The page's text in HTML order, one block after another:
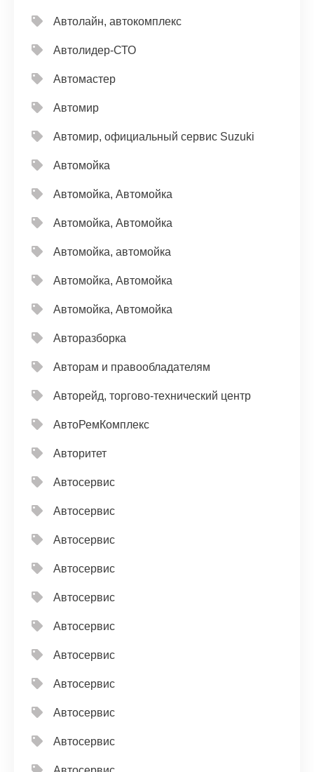
Автолайн, автокомплекс
Автолидер-СТО
Автомастер
Автомир
Автомир, официальный сервис Suzuki
Автомойка
Автомойка, Автомойка
Автомойка, Автомойка
Автомойка, автомойка
Автомойка, Автомойка
Автомойка, Автомойка
Авторазборка
Авторам и правообладателям
Авторейд, торгово-технический центр
АвтоРемКомплекс
Авторитет
Автосервис
Автосервис
Автосервис
Автосервис
Автосервис
Автосервис
Автосервис
Автосервис
Автосервис
Автосервис